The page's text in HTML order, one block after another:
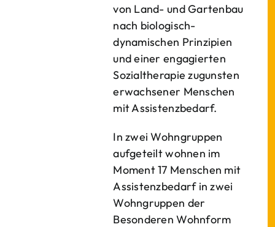
von Land- und Gartenbau
nach biologisch-
dynamischen Prinzipien
und einer engagierten
Sozialtherapie zugunsten
erwachsener Menschen
mit Assistenzbedarf.
In zwei Wohngruppen
aufgeteilt wohnen im
Moment 17 Menschen mit
Assistenzbedarf in zwei
Wohngruppen der
Besonderen Wohnform